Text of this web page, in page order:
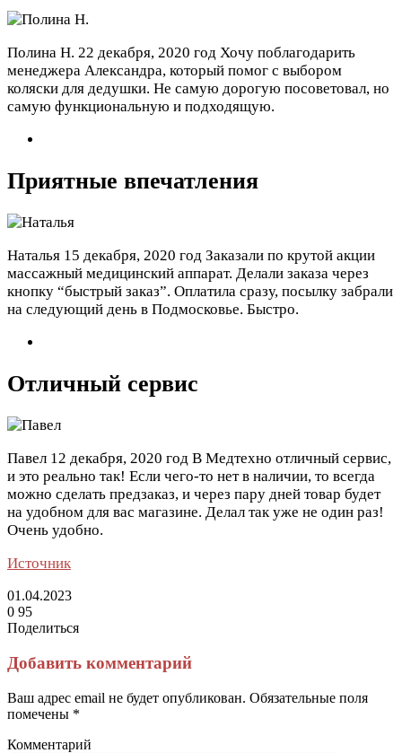
Полина Н. 22 декабря, 2020 год Хочу поблагодарить
менеджера Александра, который помог с выбором
коляски для дедушки. Не самую дорогую посоветовал, но
самую функциональную и подходящую.
Приятные впечатления
Наталья 15 декабря, 2020 год Заказали по крутой акции
массажный медицинский аппарат. Делали заказа через
кнопку “быстрый заказ”. Оплатила сразу, посылку забрали
на следующий день в Подмосковье. Быстро.
Отличный сервис
Павел 12 декабря, 2020 год В Медтехно отличный сервис,
и это реально так! Если чего-то нет в наличии, то всегда
можно сделать предзаказ, и через пару дней товар будет
на удобном для вас магазине. Делал так уже не один раз!
Очень удобно.
Источник
01.04.2023
0 95
Поделиться
через
электронную
почту
Добавить комментарий
Ваш адрес email не будет опубликован. Обязательные поля
помечены *
Комментарий